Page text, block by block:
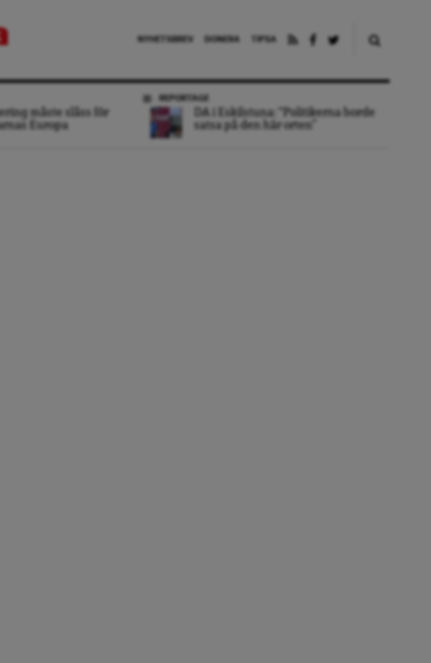
NYHETSBREV DONERA TIPSA
måste slåss för
Europa
REPORTAGE
DA i Eskilstuna: “Politikerna borde
satsa på den här orten”